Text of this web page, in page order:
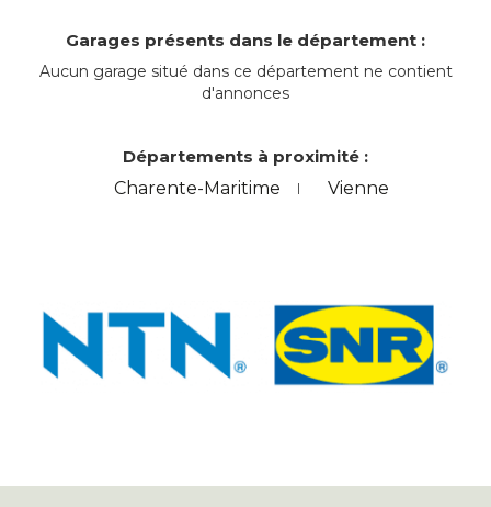
Garages présents dans le département :
Aucun garage situé dans ce département ne contient
d'annonces
Départements à proximité :
Charente-Maritime
Vienne